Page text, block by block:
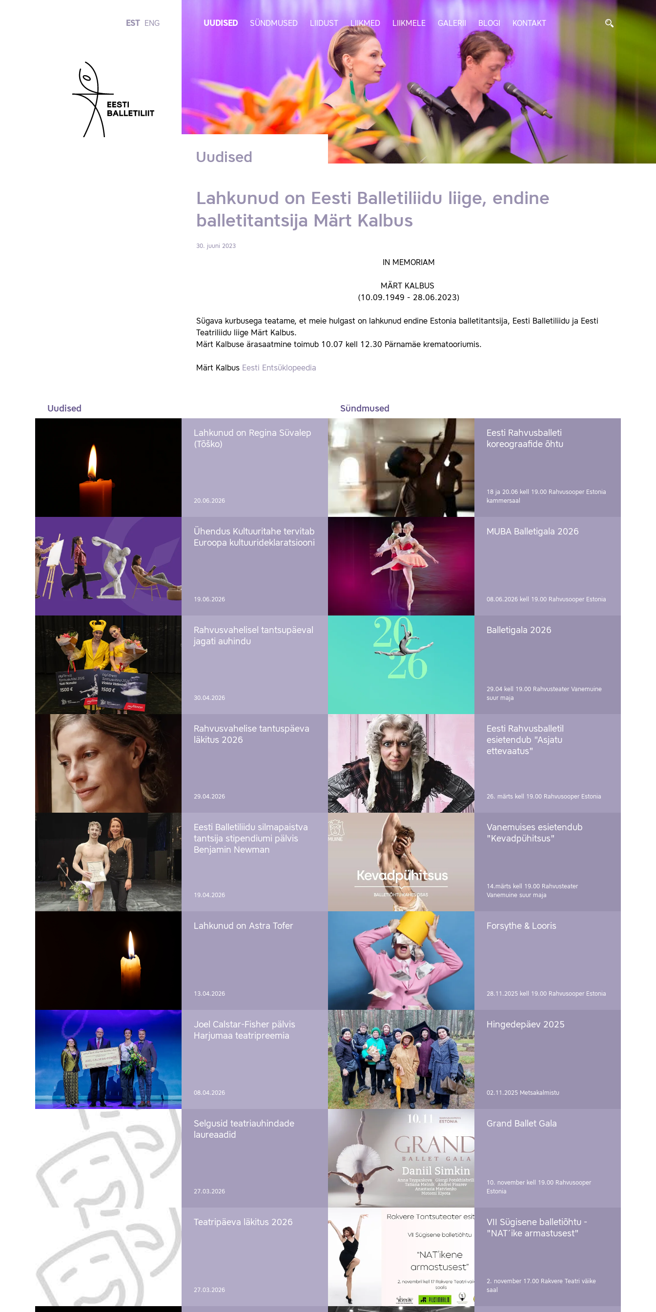
EST ENG UUDISED SÜNDMUSED LIIDUST LIIKMED LIIKMELE GALERII BLOGI KONTAKT
Uudised
Lahkunud on Eesti Balletiliidu liige, endine
balletitantsija Märt Kalbus
30. juuni 2023
IN MEMORIAM
MÄRT KALBUS
(10.09.1949 - 28.06.2023)
Sügava kurbusega teatame, et meie hulgast on lahkunud endine Estonia balletitantsija, Eesti Balletiliidu ja Eesti
Teatriliidu liige Märt Kalbus.
Märt Kalbuse ärasaatmine toimub 10.07 kell 12.30 Pärnamäe krematooriumis.
Märt Kalbus Eesti Entsüklopeedia
Uudised
Lahkunud on Regina Süvalep
(Tõško)
20.06.2026
Ühendus Kultuuritahe tervitab
Euroopa kultuurideklaratsiooni
19.06.2026
Rahvusvahelisel tantsupäeval
jagati auhindu
30.04.2026
Rahvusvahelise tantuspäeva
läkitus 2026
29.04.2026
Eesti Balletiliidu silmapaistva
tantsija stipendiumi pälvis
Benjamin Newman
19.04.2026
Lahkunud on Astra Tofer
13.04.2026
Joel Calstar-Fisher pälvis
Harjumaa teatripreemia
08.04.2026
Selgusid teatriauhindade
laureaadid
27.03.2026
Teatripäeva läkitus 2026
27.03.2026
Sündmused
Eesti Rahvusballeti
koreograafide õhtu
18 ja 20.06 kell 19.00 Rahvusooper Estonia
kammersaal
MUBA Balletigala 2026
08.06.2026 kell 19.00 Rahvusooper Estonia
Balletigala 2026
29.04 kell 19.00 Rahvusteater Vanemuine
suur maja
Eesti Rahvusballetil
esietendub "Asjatu
ettevaatus"
26. märts kell 19.00 Rahvusooper Estonia
Vanemuises esietendub
"Kevadpühitsus"
14.märts kell 19.00 Rahvusteater
Vanemuine suur maja
Forsythe & Looris
28.11.2025 kell 19.00 Rahvusooper Estonia
Hingedepäev 2025
02.11.2025 Metsakalmistu
Grand Ballet Gala
10. november kell 19.00 Rahvusooper
Estonia
VII Sügisene balletiõhtu -
"NAT´ike armastusest"
2. november 17.00 Rakvere Teatri väike
saal